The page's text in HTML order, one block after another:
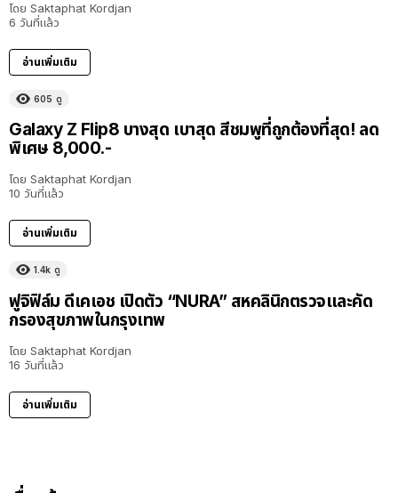
โดย Saktaphat Kordjan
6 วันที่แล้ว
อ่านเพิ่มเติม
605 ดู
Galaxy Z Flip8 บางสุด เบาสุด สีชมพูที่ถูกต้องที่สุด! ลด
พิเศษ 8,000.-
โดย Saktaphat Kordjan
10 วันที่แล้ว
อ่านเพิ่มเติม
1.4k ดู
ฟูจิฟิล์ม ดีเคเอช เปิดตัว “NURA” สหคลินิกตรวจและคัด
กรองสุขภาพในกรุงเทพ
โดย Saktaphat Kordjan
16 วันที่แล้ว
อ่านเพิ่มเติม